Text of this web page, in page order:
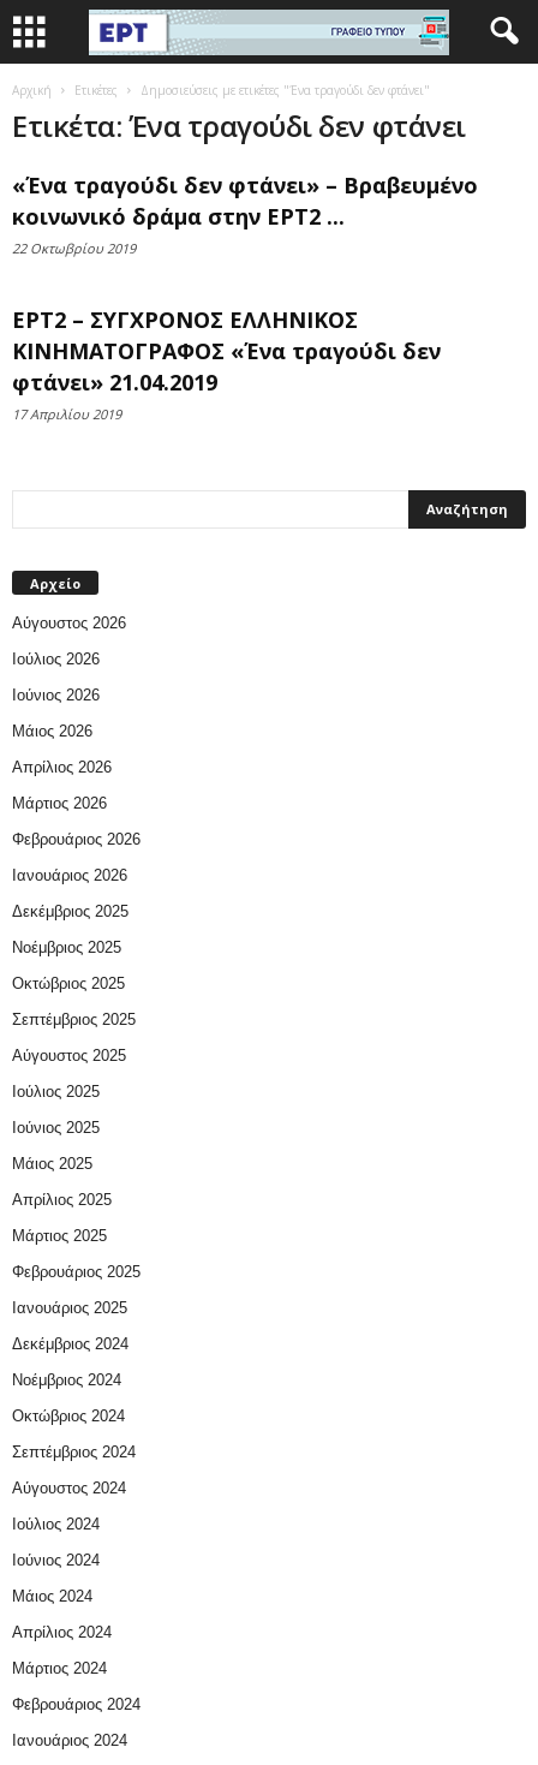
Αρχική Ετικέτες Δημοσιεύσεις με ετικέτες "Ένα τραγούδι δεν φτάνει"
Ετικέτα: Ένα τραγούδι δεν φτάνει
«Ένα τραγούδι δεν φτάνει» – Βραβευμένο
κοινωνικό δράμα στην ΕΡΤ2 ...
22 Οκτωβρίου 2019
ΕΡΤ2 – ΣΥΓΧΡΟΝΟΣ ΕΛΛΗΝΙΚΟΣ
ΚΙΝΗΜΑΤΟΓΡΑΦΟΣ «Ένα τραγούδι δεν
φτάνει» 21.04.2019
17 Απριλίου 2019
Αρχείο
Αύγουστος 2026
Ιούλιος 2026
Ιούνιος 2026
Μάιος 2026
Απρίλιος 2026
Μάρτιος 2026
Φεβρουάριος 2026
Ιανουάριος 2026
Δεκέμβριος 2025
Νοέμβριος 2025
Οκτώβριος 2025
Σεπτέμβριος 2025
Αύγουστος 2025
Ιούλιος 2025
Ιούνιος 2025
Μάιος 2025
Απρίλιος 2025
Μάρτιος 2025
Φεβρουάριος 2025
Ιανουάριος 2025
Δεκέμβριος 2024
Νοέμβριος 2024
Οκτώβριος 2024
Σεπτέμβριος 2024
Αύγουστος 2024
Ιούλιος 2024
Ιούνιος 2024
Μάιος 2024
Απρίλιος 2024
Μάρτιος 2024
Φεβρουάριος 2024
Ιανουάριος 2024